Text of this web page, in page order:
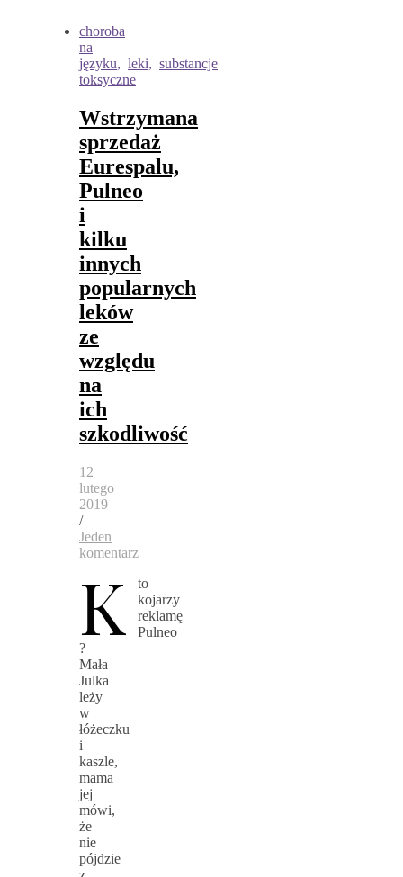
choroba
na
języku, leki, substancje
toksyczne
Wstrzymana
sprzedaż
Eurespalu,
Pulneo
i
kilku
innych
popularnych
leków
ze
względu
na
ich
szkodliwość
12
lutego
2019
/
Jeden
komentarz
K
to
kojarzy
reklamę
Pulneo
?
Mała
Julka
leży
w
łóżeczku
i
kaszle,
mama
jej
mówi,
że
nie
pójdzie